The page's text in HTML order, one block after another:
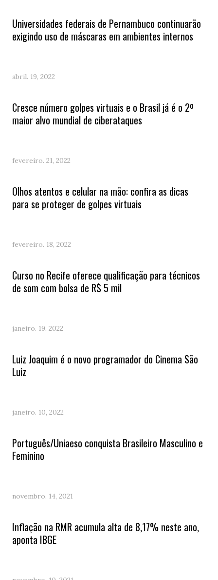
Universidades federais de Pernambuco continuarão
exigindo uso de máscaras em ambientes internos
abril. 19, 2022
Cresce número golpes virtuais e o Brasil já é o 2º
maior alvo mundial de ciberataques
fevereiro. 21, 2022
Olhos atentos e celular na mão: confira as dicas
para se proteger de golpes virtuais
fevereiro. 18, 2022
Curso no Recife oferece qualificação para técnicos
de som com bolsa de R$ 5 mil
janeiro. 19, 2022
Luiz Joaquim é o novo programador do Cinema São
Luiz
janeiro. 10, 2022
Português/Uniaeso conquista Brasileiro Masculino e
Feminino
novembro. 14, 2021
Inflação na RMR acumula alta de 8,17% neste ano,
aponta IBGE